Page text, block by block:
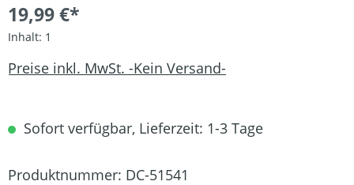
19,99 €*
Inhalt: 1
Preise inkl. MwSt. -Kein Versand-
Sofort verfügbar, Lieferzeit: 1-3 Tage
Produktnummer: DC-51541